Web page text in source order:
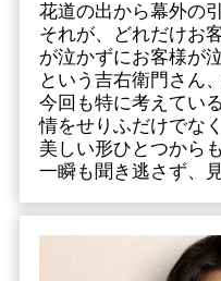
花道の出から幕外の
それが、どれだけお
が泣かずにお客様が
という吉右衛門さん
今回も特に考えてい
情をせりふだけでな
美しい形ひとつから
一瞬も聞き逃さず、